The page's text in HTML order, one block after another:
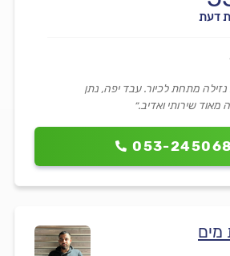
דעת
053-
נזילה מתחת לכיור. עבד יפה, נתן
שירותי ואדיב.״
מים